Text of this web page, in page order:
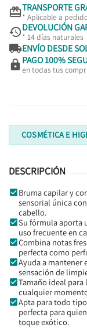
TRANSPORTE
* Aplicable a
DEVOLUCIÓN
* 14 días naturales
ENVÍO DESDE
 PAGO 100%
en todas tus
COSMÉTICA E
DESCRIPCIÓN
Bruma capilar y
sensorial única
cabello.
Su fórmula aporta
uso frecuente en
Combina notas
perfecta como
Ayuda a mantener
sensación de
Tamaño ideal
cualquier
Apta para todo
perfecta para
toque exótico.